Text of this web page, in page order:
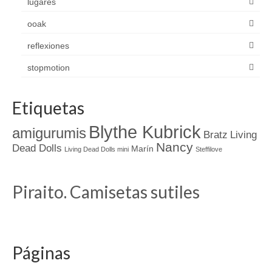
ooak
reflexiones
stopmotion
Etiquetas
amigurumis Blythe Kubrick Bratz Living
Dead Dolls Living Dead Dolls mini Marín Nancy Steffilove
Piraito. Camisetas sutiles
Páginas